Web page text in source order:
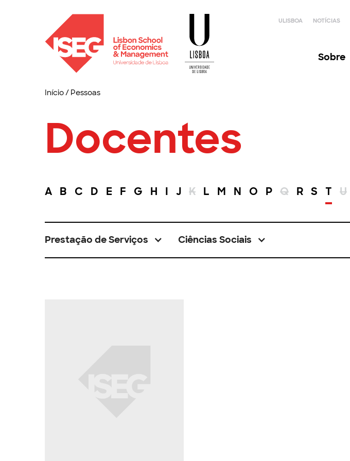
ULISBOA NOTÍCIAS
Sobre
Início/ Pessoas
Docentes
A B C D E F G H I J K L M N O P Q R S T U
Prestação de Serviços Ciências Sociais